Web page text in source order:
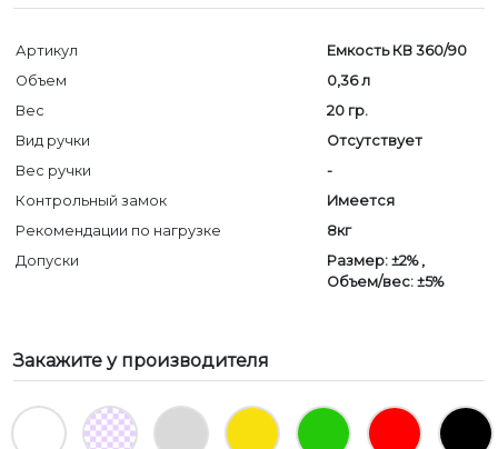
Артикул
Емкость КВ 360/90
Объем
0,36 л
Вес
20 гр.
Вид ручки
Отсутствует
Вес ручки
-
Контрольный замок
Имеется
Рекомендации по нагрузке
8кг
Допуски
Размер: ±2% ,
Объем/вес: ±5%
Закажите у производителя